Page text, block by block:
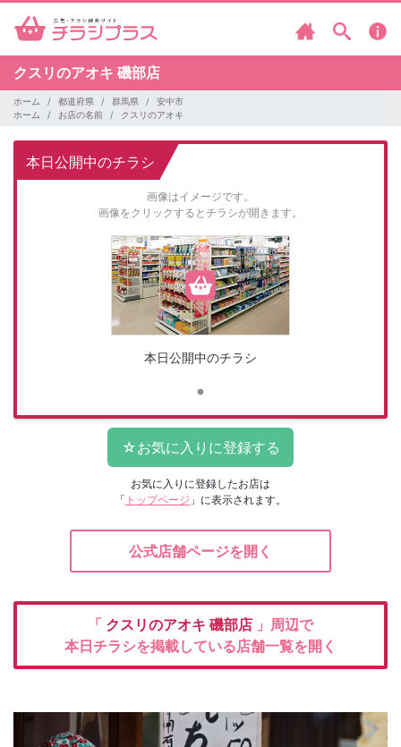
クスリのアオキ 磯部店
ホーム 都道府県 群馬県
安中市
ホーム
お店の名前 クスリのアオキ
本日公開中のチラシ
画像はイメージです。
画像をクリックするとチラシが開きます。
本日公開中のチラシ
お気に入りに登録したお店は
「 トップページ 」に表示されます。
公式店舗ページを開く
「 クスリのアオキ 磯部店 」周辺で
本日チラシを掲載している店舗一覧を開く